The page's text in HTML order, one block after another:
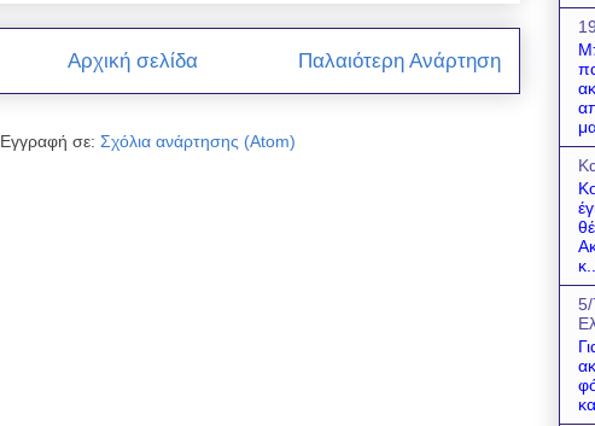
Παλαιότερη Ανάρτηση
Αρχική σελίδα
Εγγραφή σε: Σχόλια ανάρτησης (Atom)
κ...
5/